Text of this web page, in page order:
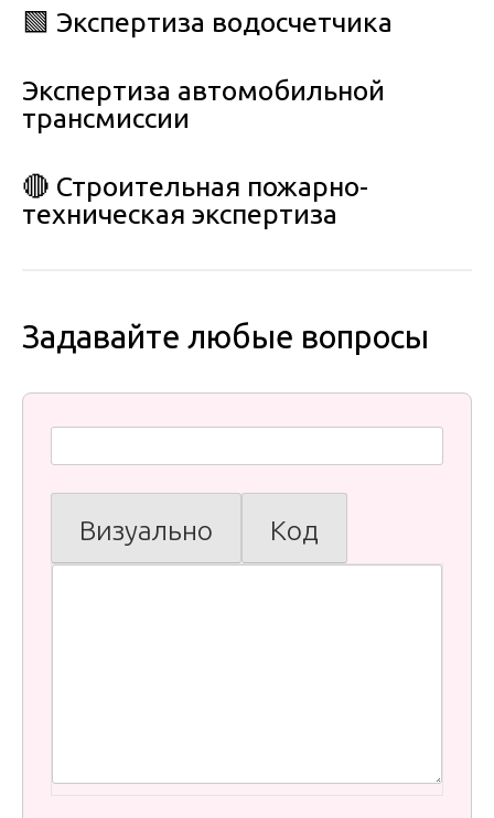
🟩 Экспертиза водосчетчика
Экспертиза автомобильной
трансмиссии
🔴 Строительная пожарно-
техническая экспертиза
Задавайте любые вопросы
Визуально Код